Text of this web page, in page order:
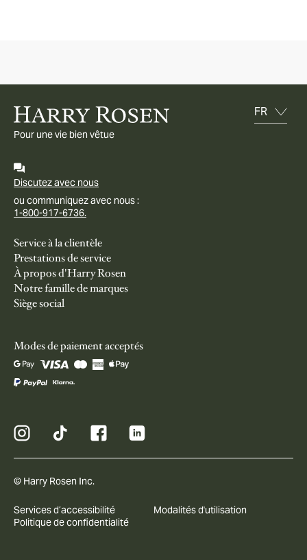
Pour une vie bien vêtue
Discutez avec nous
ou communiquez avec nous :
1-800-917-6736.
Service à la clientèle
Prestations de service
À propos d'Harry Rosen
Notre famille de marques
Siège social
Modes de paiement acceptés
© Harry Rosen Inc.
Services d’accessibilité
Modalités d'utilisation
Politique de confidentialité